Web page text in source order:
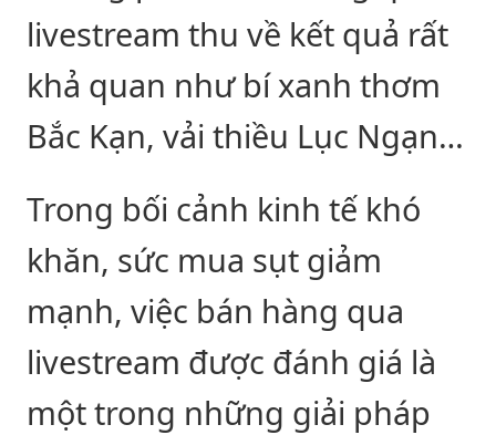
livestream thu về kết quả rất
khả quan như bí xanh thơm
Bắc Kạn, vải thiều Lục Ngạn…
Trong bối cảnh kinh tế khó
khăn, sức mua sụt giảm
mạnh, việc bán hàng qua
livestream được đánh giá là
một trong những giải pháp